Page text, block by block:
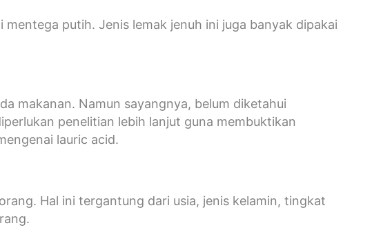
putih. Jenis lemak jenuh ini juga banyak dipakai
makanan. Namun sayangnya, belum diketahui
penelitian lebih lanjut guna membuktikan
lauric acid.
Hal ini tergantung dari usia, jenis kelamin, tingkat